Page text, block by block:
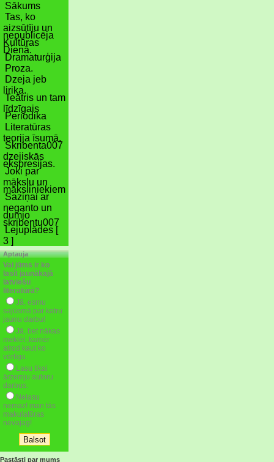
Sākums
Tas, ko
aizsūtīju un
nepublicēja
Kultūras
Dienā.
Dramaturģija
Proza.
Dzeja jeb
lirika.
Teātris un tam
līdzīgais
Periodika
Literatūras
teorija īsumā.
Skribenta007
dzejiskās
ekspresijas.
Joki par
mākslu un
māksliniekiem
Saziņai ar
neganto un
dumjo
skribentu007
Lejuplādes [
3 ]
Aptauja
Vai jūms ir ko
lasīt jaunākajā
latviešu
literatūrā?
Jā, esmu
sajūsmā par katru
jaunu darbu!
Jā, bet nākas
meklēt ,kamēr
atrod kaut ko
vērtīgu.
Lasu tikai
ārzemju autoru
darbus.
Nelasu
nemaz! man tās
makulatūras
nevajag!
Pastāsti par mums